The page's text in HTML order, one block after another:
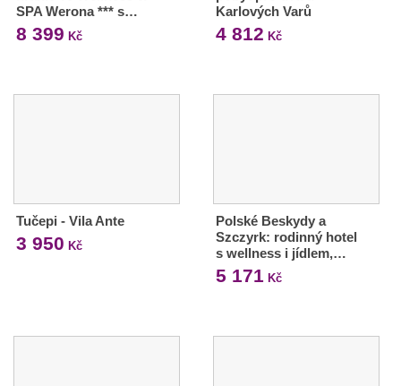
SPA Werona *** s…
8 399 Kč
Karlových Varů
4 812 Kč
Tučepi - Vila Ante
3 950 Kč
Polské Beskydy a
Szczyrk: rodinný hotel
s wellness i jídlem,…
5 171 Kč